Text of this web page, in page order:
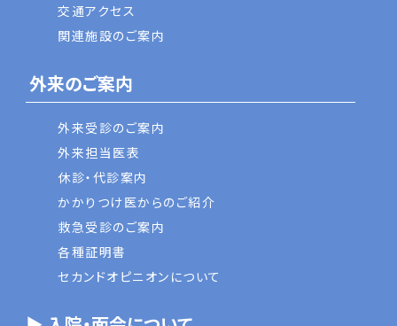
交通アクセス
関連施設のご案内
外来のご案内
外来受診のご案内
外来担当医表
休診・代診案内
かかりつけ医からのご紹介
救急受診のご案内
各種証明書
セカンドオピニオンについて